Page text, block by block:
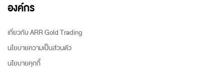
องค์กร
เกี่ยวกับ ARR Gold Trading
นโยบายความเป็นส่วนตัว
นโยบายคุกกี้